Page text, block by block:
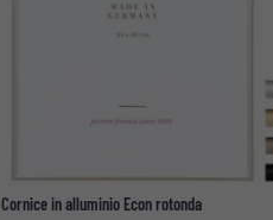
Cornice in alluminio Econ rotonda